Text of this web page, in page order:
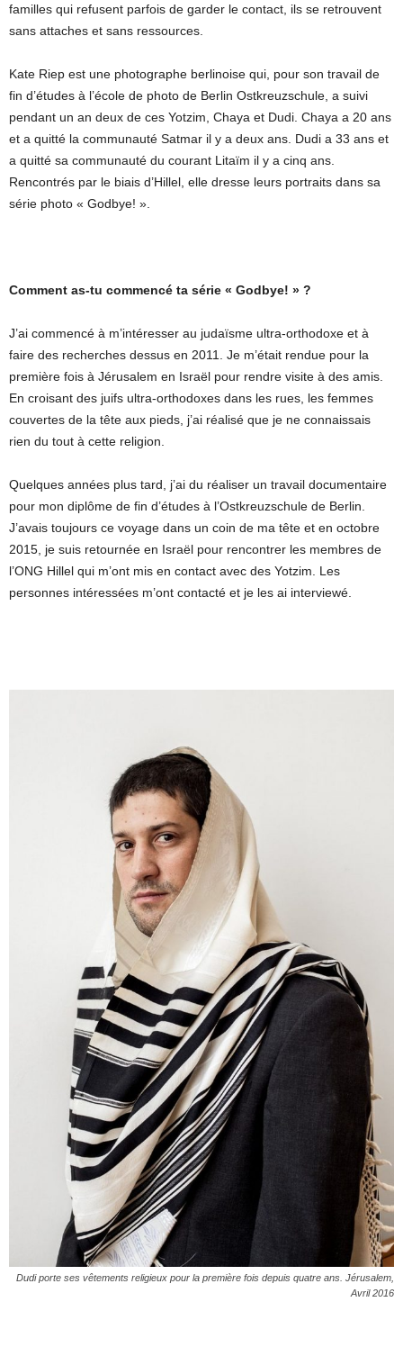
familles qui refusent parfois de garder le contact, ils se retrouvent
sans attaches et sans ressources.
Kate Riep est une photographe berlinoise qui, pour son travail de
fin d’études à l’école de photo de Berlin Ostkreuzschule, a suivi
pendant un an deux de ces Yotzim, Chaya et Dudi. Chaya a 20 ans
et a quitté la communauté Satmar il y a deux ans. Dudi a 33 ans et
a quitté sa communauté du courant Litaïm il y a cinq ans.
Rencontrés par le biais d’Hillel, elle dresse leurs portraits dans sa
série photo « Godbye! ».
Comment as-tu commencé ta série « Godbye! » ?
J’ai commencé à m’intéresser au judaïsme ultra-orthodoxe et à
faire des recherches dessus en 2011. Je m’était rendue pour la
première fois à Jérusalem en Israël pour rendre visite à des amis.
En croisant des juifs ultra-orthodoxes dans les rues, les femmes
couvertes de la tête aux pieds, j’ai réalisé que je ne connaissais
rien du tout à cette religion.
Quelques années plus tard, j’ai du réaliser un travail documentaire
pour mon diplôme de fin d’études à l’Ostkreuzschule de Berlin.
J’avais toujours ce voyage dans un coin de ma tête et en octobre
2015, je suis retournée en Israël pour rencontrer les membres de
l’ONG Hillel qui m’ont mis en contact avec des Yotzim. Les
personnes intéressées m’ont contacté et je les ai interviewé.
Dudi porte ses vêtements religieux pour la première fois depuis quatre ans. Jérusalem,
Avril 2016